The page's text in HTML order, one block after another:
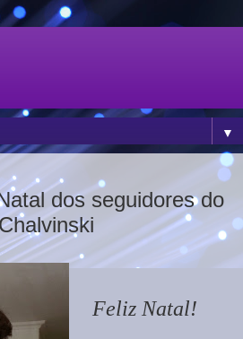
▼
dos seguidores do
Feliz Natal!